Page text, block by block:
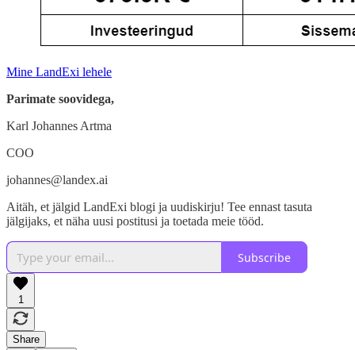
Mine LandExi lehele
Parimate soovidega,
Karl Johannes Artma
COO
johannes@landex.ai
Aitäh, et jälgid LandExi blogi ja uudiskirju! Tee ennast tasuta
jälgijaks, et näha uusi postitusi ja toetada meie tööd.
Subscribe
1
Share